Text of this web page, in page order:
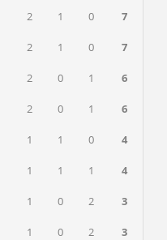
2 1 0 7
2 1 0 7
2 0 1 6
2 0 1 6
1 1 0 4
1 1 1 4
1 0 2 3
1 0 2 3